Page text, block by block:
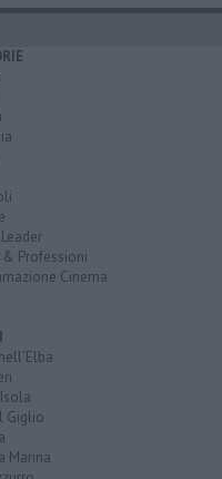
& Professioni
Cinema
Giglio
Marina